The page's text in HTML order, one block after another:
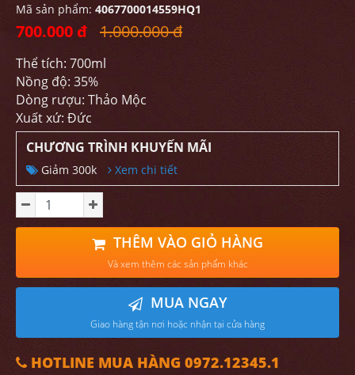
Mã sản phẩm: 4067700014559HQ1
700.000 đ 1.000.000 đ
Thể tích: 700ml
Nồng độ: 35%
Dòng rượu: Thảo Mộc
Xuất xứ: Đức
CHƯƠNG TRÌNH KHUYẾN MÃI
Giảm 300k Xem chi tiết
THÊM VÀO GIỎ HÀNG
Và xem thêm các sản phẩm khác
MUA NGAY
Giao hàng tận nơi hoặc nhận tại cửa hàng
HOTLINE MUA HÀNG 0972.12345.1